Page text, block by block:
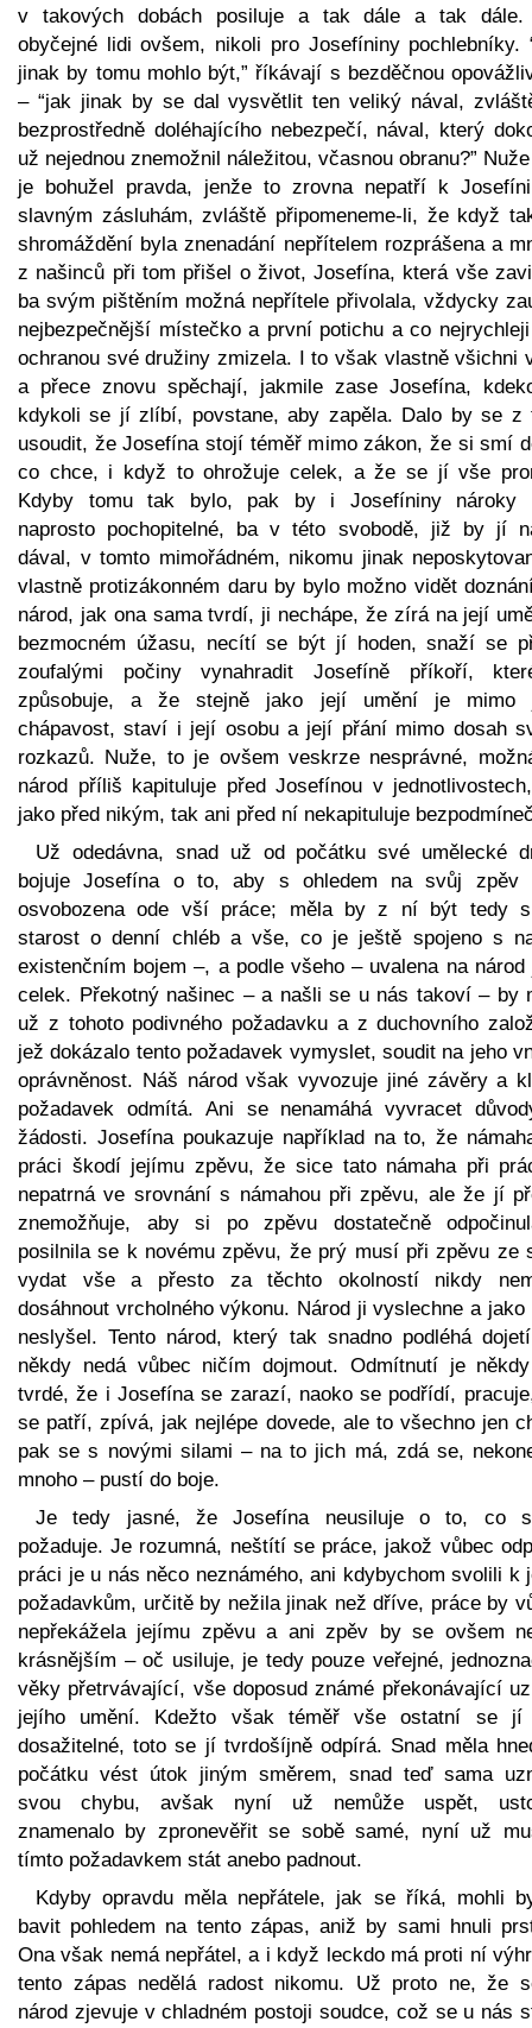
v takových dobách posiluje a tak dále a tak dále.
obyčejné lidi ovšem, nikoli pro Josefíniny pochlebníky.
jinak by tomu mohlo být,” říkávají s bezděčnou
– “jak jinak by se dal vysvětlit ten veliký nával,
bezprostředně doléhajícího nebezpečí, nával, který
už nejednou znemožnil náležitou, včasnou obranu?”
je bohužel pravda, jenže to zrovna nepatří k
slavným zásluhám, zvláště připomeneme-li, že když
shromáždění byla znenadání nepřítelem rozprášena a
z našinců při tom přišel o život, Josefína, která vše
ba svým pištěním možná nepřítele přivolala, vždycky
nejbezpečnější místečko a první potichu a co
ochranou své družiny zmizela. I to však vlastně všichni
a přece znovu spěchají, jakmile zase Josefína,
kdykoli se jí zlíbí, povstane, aby zapěla. Dalo by se z
usoudit, že Josefína stojí téměř mimo zákon, že si smí
co chce, i když to ohrožuje celek, a že se jí vše
Kdyby tomu tak bylo, pak by i Josefíniny nároky
naprosto pochopitelné, ba v této svobodě, již by jí
dával, v tomto mimořádném, nikomu jinak
vlastně protizákonném daru by bylo možno vidět
národ, jak ona sama tvrdí, ji nechápe, že zírá na její
bezmocném úžasu, necítí se být jí hoden, snaží se
zoufalými počiny vynahradit Josefíně příkoří,
způsobuje, a že stejně jako její umění je mimo
chápavost, staví i její osobu a její přání mimo dosah
rozkazů. Nuže, to je ovšem veskrze nesprávné,
národ příliš kapituluje před Josefínou v
jako před nikým, tak ani před ní nekapituluje
Už odedávna, snad už od počátku své umělecké
bojuje Josefína o to, aby s ohledem na svůj zpěv
osvobozena ode vší práce; měla by z ní být tedy
starost o denní chléb a vše, co je ještě spojeno s
existenčním bojem –, a podle všeho – uvalena na národ
celek. Překotný našinec – a našli se u nás takoví – by
už z tohoto podivného požadavku a z duchovního
jež dokázalo tento požadavek vymyslet, soudit na jeho
oprávněnost. Náš národ však vyvozuje jiné závěry a
požadavek odmítá. Ani se nenamáhá vyvracet
žádosti. Josefína poukazuje například na to, že
práci škodí jejímu zpěvu, že sice tato námaha při
nepatrná ve srovnání s námahou při zpěvu, ale že jí
znemožňuje, aby si po zpěvu dostatečně
posilnila se k novému zpěvu, že prý musí při zpěvu ze
vydat vše a přesto za těchto okolností nikdy
dosáhnout vrcholného výkonu. Národ ji vyslechne a jako
neslyšel. Tento národ, který tak snadno podléhá
někdy nedá vůbec ničím dojmout. Odmítnutí je
tvrdé, že i Josefína se zarazí, naoko se podřídí,
se patří, zpívá, jak nejlépe dovede, ale to všechno jen
pak se s novými silami – na to jich má, zdá se,
mnoho – pustí do boje.
Je tedy jasné, že Josefína neusiluje o to, co
požaduje. Je rozumná, neštítí se práce, jakož vůbec
práci je u nás něco neznámého, ani kdybychom svolili k
požadavkům, určitě by nežila jinak než dříve, práce by
nepřekážela jejímu zpěvu a ani zpěv by se ovšem
krásnějším – oč usiluje, je tedy pouze veřejné,
věky přetrvávající, vše doposud známé překonávající
jejího umění. Kdežto však téměř vše ostatní se jí
dosažitelné, toto se jí tvrdošíjně odpírá. Snad měla
počátku vést útok jiným směrem, snad teď sama
svou chybu, avšak nyní už nemůže uspět,
znamenalo by zpronevěřit se sobě samé, nyní už
tímto požadavkem stát anebo padnout.
Kdyby opravdu měla nepřátele, jak se říká, mohli
bavit pohledem na tento zápas, aniž by sami hnuli
Ona však nemá nepřátel, a i když leckdo má proti ní
tento zápas nedělá radost nikomu. Už proto ne, že
národ zjevuje v chladném postoji soudce, což se u nás